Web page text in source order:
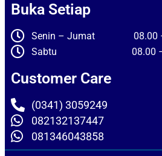
Buka Setiap
Senin – Jumat 08.00 –
Sabtu 08.00 –
Customer Care
(0341) 3059249
082132137447
081346043858